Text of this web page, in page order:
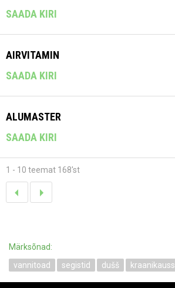
SAADA KIRI
AIRVITAMIN
SAADA KIRI
ALUMASTER
SAADA KIRI
1 - 10 teemat 168'st
Märksõnad:
vannitoad
segistid dušš kraanikauss